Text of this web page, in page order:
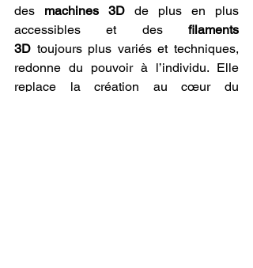
des machines 3D de plus en plus
accessibles et des filaments
3D toujours plus variés et techniques,
redonne du pouvoir à l’individu. Elle
replace la création au cœur du